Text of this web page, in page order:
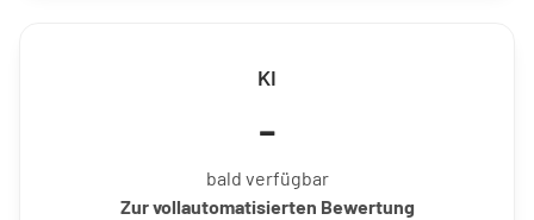
KI
-
bald verfügbar
Zur vollautomatisierten Bewertung